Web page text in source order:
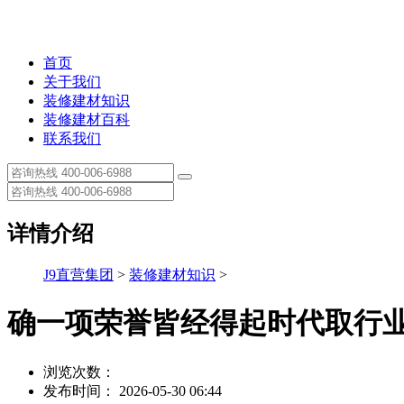
首页
关于我们
装修建材知识
装修建材百科
联系我们
详情介绍
J9直营集团 > 装修建材知识 >
确一项荣誉皆经得起时代取行
浏览次数：
发布时间： 2026-05-30 06:44